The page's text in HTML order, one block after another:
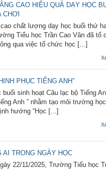
CAO HIỆU QUẢ DẠY HỌC
CHƠI
chất lượng dạy học buổi thứ
Tiểu học Trần Cao Vân đã tổ
qua việc tổ chức học [...]
PHỤC TIẾNG ANH”
sinh hoạt Câu lạc bộ Tiếng
Anh ” nhằm tạo môi trường
hướng “Học [...]
TRONG NGÀY HỌC
22/11/2025, Trường Tiểu học